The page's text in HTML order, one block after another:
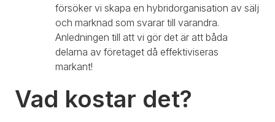
försöker vi skapa en hybridorganisation av sälj
och marknad som svarar till varandra.
Anledningen till att vi gör det är att båda
delarna av företaget då effektiviseras
markant!
Vad kostar det?